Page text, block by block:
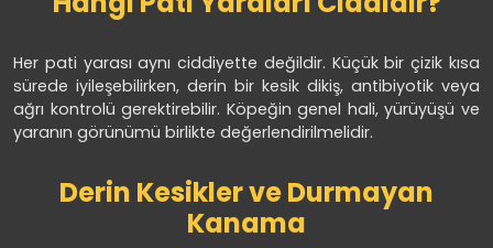
Her pati yarası aynı ciddiyette değildir. Küçük bir çizik kısa
sürede iyileşebilirken, derin bir kesik dikiş, antibiyotik veya
ağrı kontrolü gerektirebilir. Köpeğin genel hali, yürüyüşü ve
yaranın görünümü birlikte değerlendirilmelidir.
Derin Kesikler ve Durmayan
Kanama